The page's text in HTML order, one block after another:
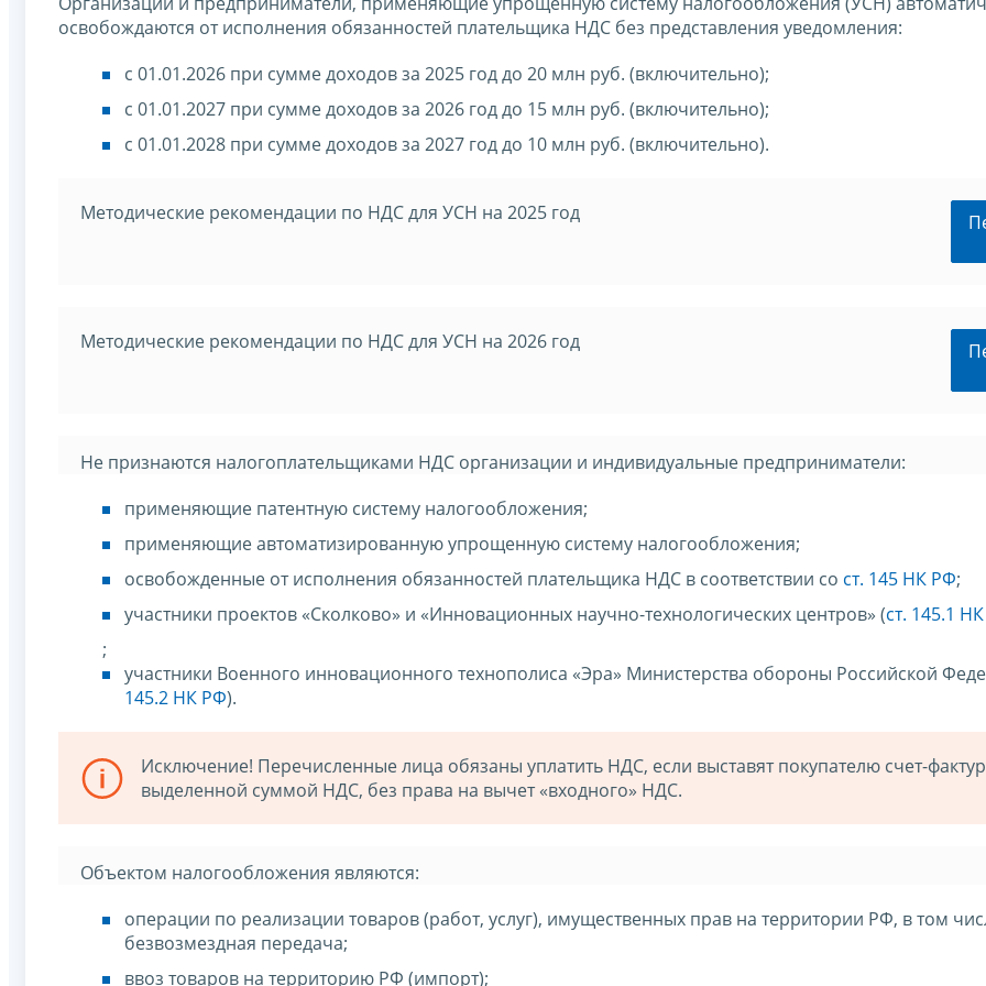
освобождаются от исполнения обязанностей плательщика НДС без представления уведомления:
с 01.01.2026 при сумме доходов за 2025 год до 20 млн руб. (включительно);
с 01.01.2027 при сумме доходов за 2026 год до 15 млн руб. (включительно);
с 01.01.2028 при сумме доходов за 2027 год до 10 млн руб. (включительно).
Методические рекомендации по НДС для УСН на 2025 год
Методические рекомендации по НДС для УСН на 2026 год
Не признаются налогоплательщиками НДС организации и индивидуальные предприниматели:
применяющие патентную систему налогообложения;
применяющие автоматизированную упрощенную систему налогообложения;
освобожденные от исполнения обязанностей плательщика НДС в соответствии со ст. 145 НК РФ;
участники проектов «Сколково» и «Инновационных научно-технологических центров» (ст. 145.1
;
участники Военного инновационного технополиса «Эра» Министерства обороны Российской
145.2 НК РФ).
Исключение! Перечисленные лица обязаны уплатить НДС, если выставят покупателю счет-
выделенной суммой НДС, без права на вычет «входного» НДС.
Объектом налогообложения являются:
операции по реализации товаров (работ, услуг), имущественных прав на территории РФ, в том
безвозмездная передача;
ввоз товаров на территорию РФ (импорт);